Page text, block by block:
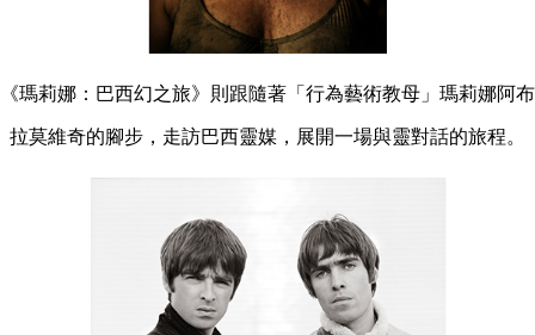
《瑪莉娜：巴西幻之旅》則跟隨著「行為藝術教母」瑪莉娜阿布
拉莫維奇的腳步，走訪巴西靈媒，展開一場與靈對話的旅程。